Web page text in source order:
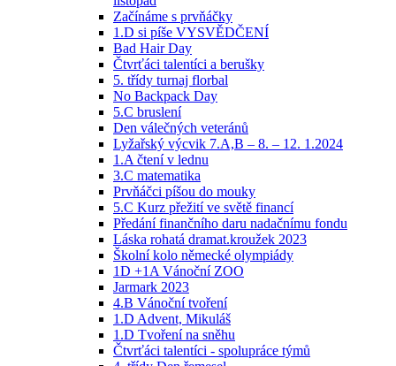
Začínáme s prvňáčky
1.D si píše VYSVĚDČENÍ
Bad Hair Day
Čtvrťáci talentíci a berušky
5. třídy turnaj florbal
No Backpack Day
5.C bruslení
Den válečných veteránů
Lyžařský výcvik 7.A,B – 8. – 12. 1.2024
1.A čtení v lednu
3.C matematika
Prvňáčci píšou do mouky
5.C Kurz přežití ve světě financí
Předání finančního daru nadačnímu fondu
Láska rohatá dramat.kroužek 2023
Školní kolo německé olympiády
1D +1A Vánoční ZOO
Jarmark 2023
4.B Vánoční tvoření
1.D Advent, Mikuláš
1.D Tvoření na sněhu
Čtvrťáci talentíci - spolupráce týmů